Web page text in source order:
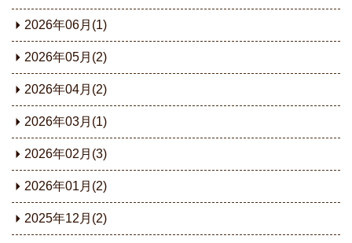
2026年06月(1)
2026年05月(2)
2026年04月(2)
2026年03月(1)
2026年02月(3)
2026年01月(2)
2025年12月(2)